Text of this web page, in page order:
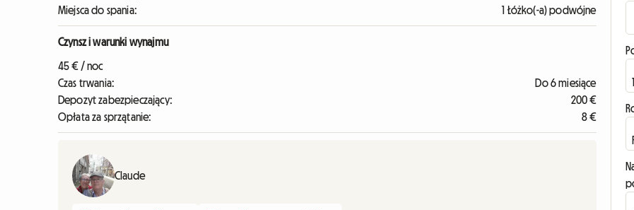
Miejsca do spania:
1 Łóżko(-a) podwójne
Czynsz i warunki wynajmu
45 € / noc
Czas trwania:
Do 6 miesiące
Depozyt zabezpieczający:
200 €
Opłata za sprzątanie:
8 €
Claude